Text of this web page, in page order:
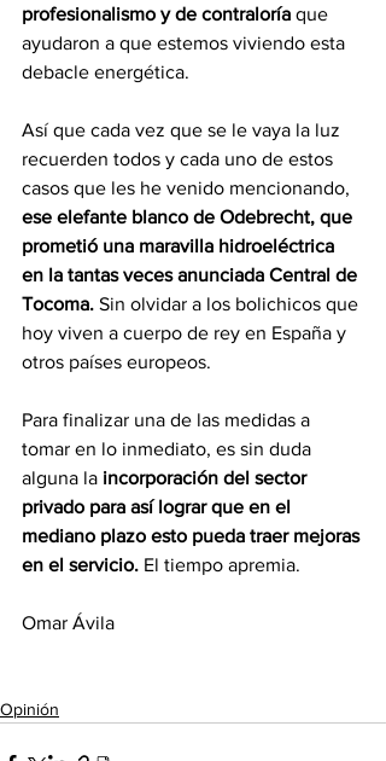
profesionalismo y de contraloría que
ayudaron a que estemos viviendo esta
debacle energética.
Así que cada vez que se le vaya la luz
recuerden todos y cada uno de estos
casos que les he venido mencionando,
ese elefante blanco de Odebrecht, que
prometió una maravilla hidroeléctrica
en la tantas veces anunciada Central de
Tocoma. Sin olvidar a los bolichicos que
hoy viven a cuerpo de rey en España y
otros países europeos.
Para finalizar una de las medidas a
tomar en lo inmediato, es sin duda
alguna la incorporación del sector
privado para así lograr que en el
mediano plazo esto pueda traer mejoras
en el servicio. El tiempo apremia.
Omar Ávila
Opinión